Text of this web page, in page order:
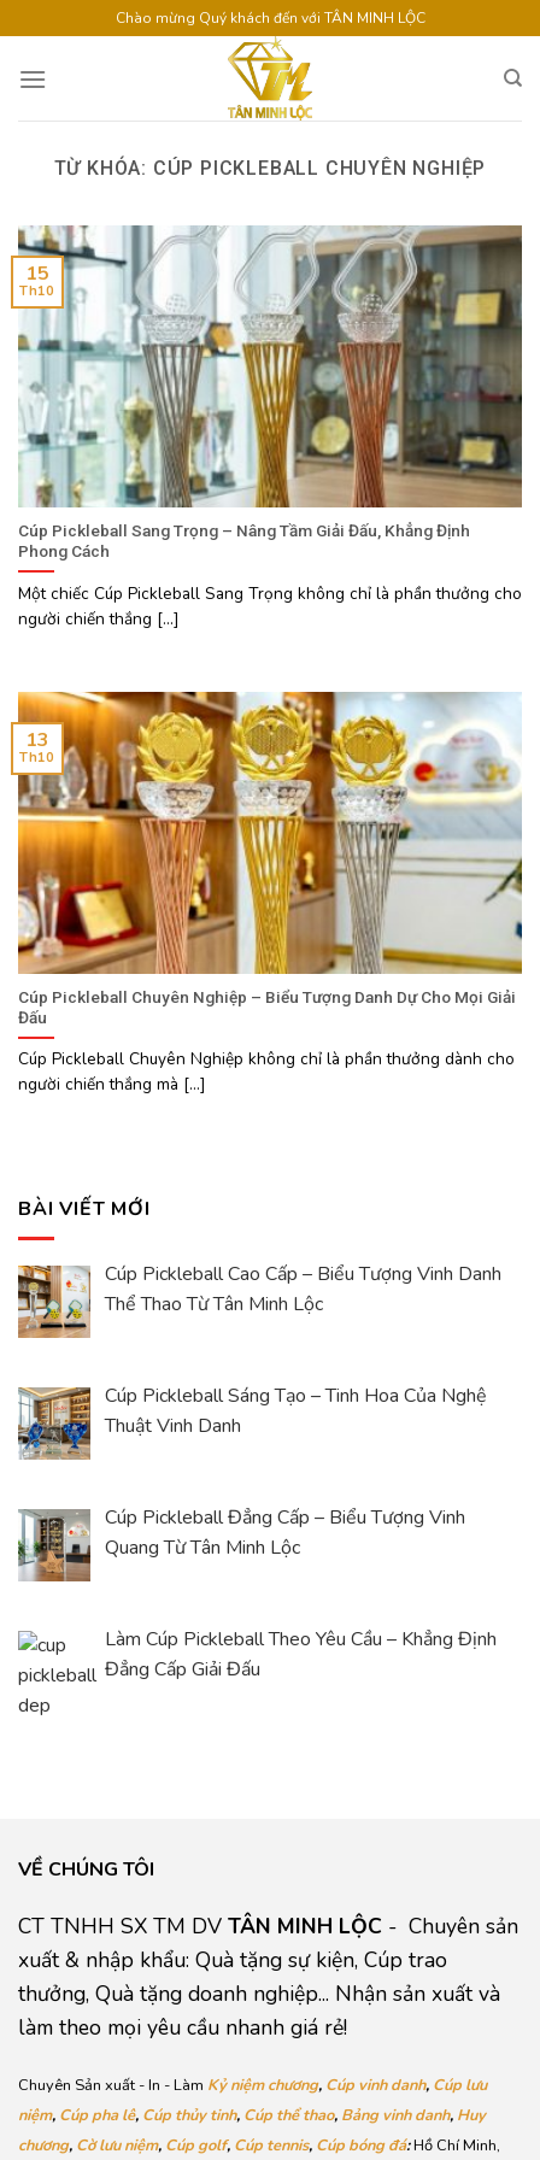
to
content
Chào mừng Quý khách đến với TÂN MINH LỘC
TỪ KHÓA: CÚP PICKLEBALL CHUYÊN NGHIỆP
Cúp Pickleball Sang Trọng – Nâng Tầm Giải Đấu, Khẳng Định
Phong Cách
Một chiếc Cúp Pickleball Sang Trọng không chỉ là phần thưởng cho
người chiến thắng [...]
15
Th10
Cúp Pickleball Chuyên Nghiệp – Biểu Tượng Danh Dự Cho Mọi Giải
Đấu
Cúp Pickleball Chuyên Nghiệp không chỉ là phần thưởng dành cho
người chiến thắng mà [...]
13
Th10
BÀI VIẾT MỚI
Cúp Pickleball Cao Cấp – Biểu Tượng Vinh Danh
Thể Thao Từ Tân Minh Lộc
Cúp Pickleball Sáng Tạo – Tinh Hoa Của Nghệ
Thuật Vinh Danh
Cúp Pickleball Đẳng Cấp – Biểu Tượng Vinh
Quang Từ Tân Minh Lộc
Làm Cúp Pickleball Theo Yêu Cầu – Khẳng Định
Đẳng Cấp Giải Đấu
VỀ CHÚNG TÔI
CT TNHH SX TM DV TÂN MINH LỘC - Chuyên sản
xuất & nhập khẩu: Quà tặng sự kiện, Cúp trao
thưởng, Quà tặng doanh nghiệp... Nhận sản xuất và
làm theo mọi yêu cầu nhanh giá rẻ!
Chuyên Sản xuất - In - Làm Kỷ niệm chương, Cúp vinh danh, Cúp lưu
niệm, Cúp pha lê, Cúp thủy tinh, Cúp thể thao, Bảng vinh danh, Huy
chương, Cờ lưu niệm, Cúp golf, Cúp tennis, Cúp bóng đá:Hồ Chí Minh,